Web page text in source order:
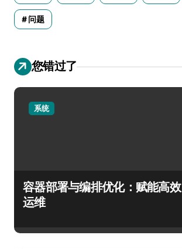
问题
您错过了
系统
容器部署与编排优化：赋能高效
运维